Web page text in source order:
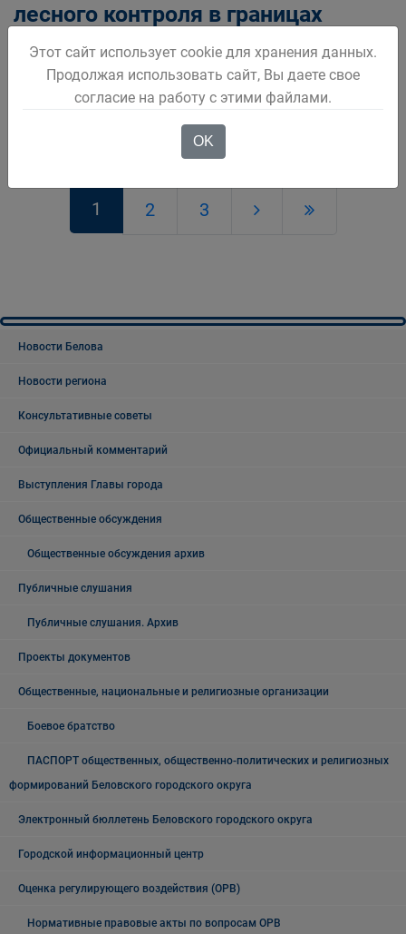
лесного контроля в границах
Беловского городского округа на
2023 год
1 2 3
Новости Белова
Новости региона
Консультативные советы
Официальный комментарий
Выступления Главы города
Общественные обсуждения
Общественные обсуждения архив
Публичные слушания
Публичные слушания. Архив
Проекты документов
Общественные, национальные и религиозные организации
Боевое братство
ПАСПОРТ общественных, общественно-политических и религиозных
формирований Беловского городского округа
Электронный бюллетень Беловского городского округа
Городской информационный центр
Оценка регулирующего воздействия (ОРВ)
Нормативные правовые акты по вопросам ОРВ
Этот сайт использует cookie для хранения данных.
Продолжая использовать сайт, Вы даете свое
согласие на работу с этими файлами.
OK